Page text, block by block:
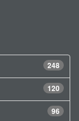
248
120
96